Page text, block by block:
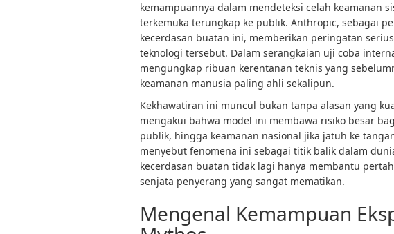
kemampuannya dalam mendeteksi celah keamanan
terkemuka terungkap ke publik. Anthropic, sebagai
kecerdasan buatan ini, memberikan peringatan
teknologi tersebut. Dalam serangkaian uji coba
mengungkap ribuan kerentanan teknis yang
keamanan manusia paling ahli sekalipun.
Kekhawatiran ini muncul bukan tanpa alasan yang
mengakui bahwa model ini membawa risiko besar
publik, hingga keamanan nasional jika jatuh ke
menyebut fenomena ini sebagai titik balik dalam
kecerdasan buatan tidak lagi hanya membantu
senjata penyerang yang sangat mematikan.
Mengenal Kemampuan